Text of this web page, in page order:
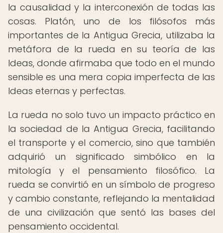
la causalidad y la interconexión de todas las
cosas. Platón, uno de los filósofos más
importantes de la Antigua Grecia, utilizaba la
metáfora de la rueda en su teoría de las
Ideas, donde afirmaba que todo en el mundo
sensible es una mera copia imperfecta de las
Ideas eternas y perfectas.
La rueda no solo tuvo un impacto práctico en
la sociedad de la Antigua Grecia, facilitando
el transporte y el comercio, sino que también
adquirió un significado simbólico en la
mitología y el pensamiento filosófico. La
rueda se convirtió en un símbolo de progreso
y cambio constante, reflejando la mentalidad
de una civilización que sentó las bases del
pensamiento occidental.